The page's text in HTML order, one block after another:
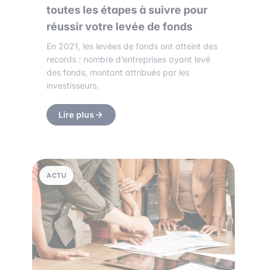
toutes les étapes à suivre pour
réussir votre levée de fonds
En 2021, les levées de fonds ont atteint des
records : nombre d’entreprises ayant levé
des fonds, montant attribués par les
investisseurs.
Lire plus
ACTU